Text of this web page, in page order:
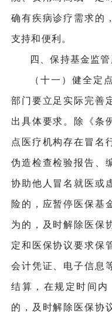
确有疾病诊疗需求的
支持和便利。
四、保持基金监
（十一）健全定
部门要立足实际完善
出具体要求。除《条
点医疗机构存在冒名
伪造检查检验报告、
协助他人冒名就医或
险的，应暂停医保基
为的，及时解除医保
定和医保协议要求保
会计凭证、电子信息
结算，在规定时间
的，及时解除医保协